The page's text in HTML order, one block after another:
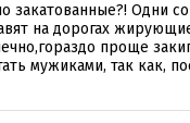
закатованные?! Одни
на дорогах
проще
мужиками, так как,